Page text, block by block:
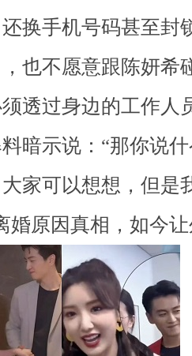
换手机号码甚至封
也不愿意跟陈妍希
透过身边的工作人
暗示说：“那你说
家可以想想，但是
婚原因真相，如今